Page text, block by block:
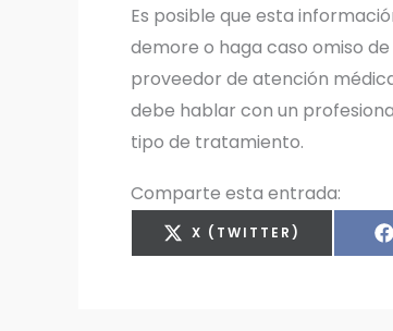
Es posible que esta
demore o haga caso omiso
proveedor de atención
debe hablar con un
tipo de tratamiento.
Comparte esta entrada:
COMPARTIR
EN
X (TWITTER)